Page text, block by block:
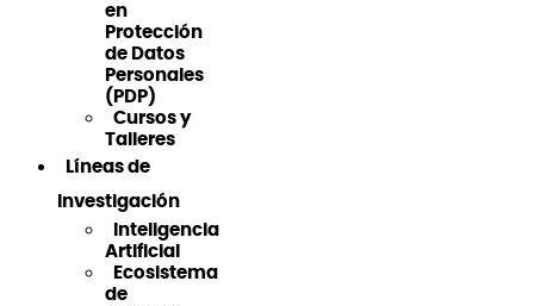
en
Protección
de Datos
Personales
(PDP)
Cursos y
Talleres
Líneas de
Investigación
Inteligencia
Artificial
Ecosistema
de